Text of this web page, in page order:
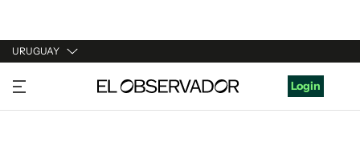
URUGUAY
URUGUAY
ARGENTINA
Login